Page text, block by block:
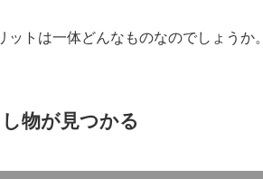
トは一体どんなものなのでしょうか。
物が見つかる